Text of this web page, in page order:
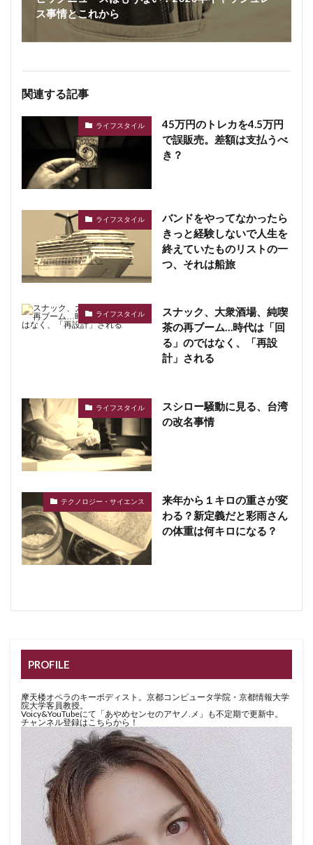
ス事情とこれから
関連する記事
ライフスタイル
45万円のトレカを4.5万円
で誤販売。差額は支払うべ
き？
ライフスタイル
バンドをやってなかったら
きっと経験しないで人生を
終えていたものリストの一
つ、それは船旅
ライフスタイル
スナック、大衆酒場、純喫
茶の再ブーム…時代は「回
る」のではなく、「再設
計」される
ライフスタイル
スシロー騒動に見る、台湾
の改名事情
テクノロジー・サイエンス
来年から１キロの重さが変
わる？新定義だと彩雨さん
の体重は何キロになる？
PROFILE
摩天楼オペラのキーボディスト。京都コンピュータ学院・京都情報大学
院大学客員教授。
Voicy&YouTubeにて「あやめセンセのアヤノ.メ」も不定期で更新中。
チャンネル登録はこちらから！